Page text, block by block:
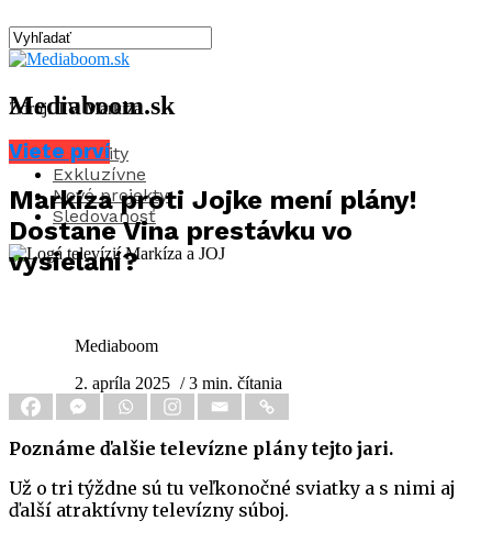
Mediaboom.sk
Aktuality
Exkluzívne
Nové projekty
Sledovanosť
Zdroj: TV Markíza
Viete prví
Markíza proti Jojke mení plány!
Dostane Vina prestávku vo
vysielaní?
Mediaboom
2. apríla 2025 / 3 min. čítania
Poznáme ďalšie televízne plány tejto jari.
Už o tri týždne sú tu veľkonočné sviatky a s nimi aj
ďalší atraktívny televízny súboj.